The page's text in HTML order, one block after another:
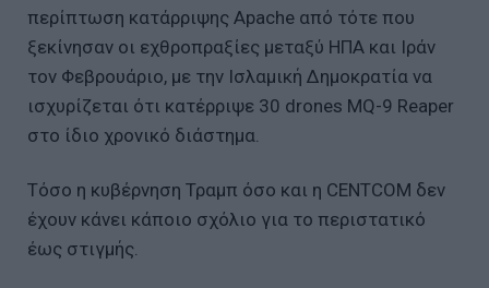
περίπτωση κατάρριψης Apache από τότε που
ξεκίνησαν οι εχθροπραξίες μεταξύ ΗΠΑ και Ιράν
τον Φεβρουάριο, με την Ισλαμική Δημοκρατία να
ισχυρίζεται ότι κατέρριψε 30 drones MQ-9 Reaper
στο ίδιο χρονικό διάστημα.
Τόσο η κυβέρνηση Τραμπ όσο και η CENTCOM δεν
έχουν κάνει κάποιο σχόλιο για το περιστατικό
έως στιγμής.